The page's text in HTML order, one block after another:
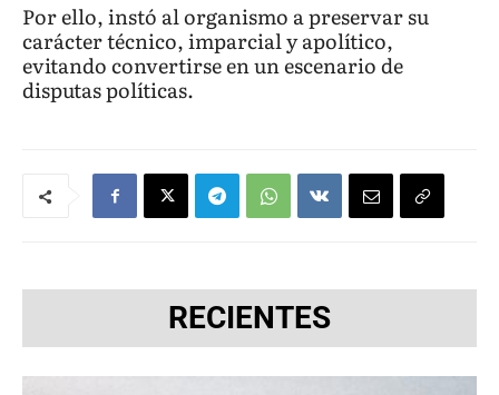
Por ello, instó al organismo a preservar su
carácter técnico, imparcial y apolítico,
evitando convertirse en un escenario de
disputas políticas.
RECIENTES